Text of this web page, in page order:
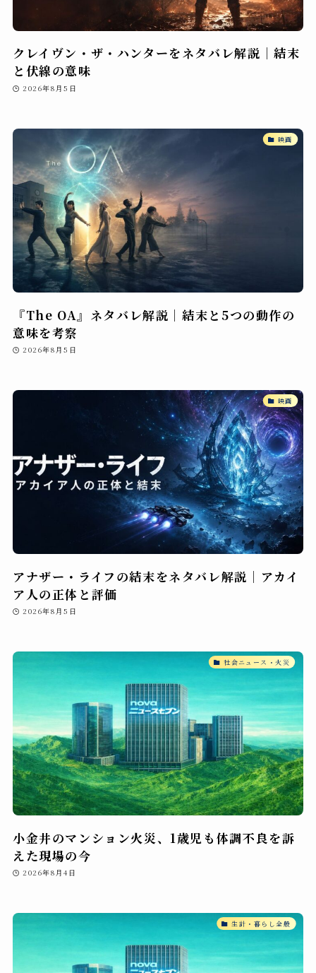
クレイヴン・ザ・ハンターをネタバレ解説｜結末
と伏線の意味
2026年8月5日
映画
『The OA』ネタバレ解説｜結末と5つの動作の
意味を考察
2026年8月5日
映画
アナザー・ライフの結末をネタバレ解説｜アカイ
ア人の正体と評価
2026年8月5日
社会ニュース・火災
小金井のマンション火災、1歳児も体調不良を訴
えた現場の今
2026年8月4日
生計・暮らし全般